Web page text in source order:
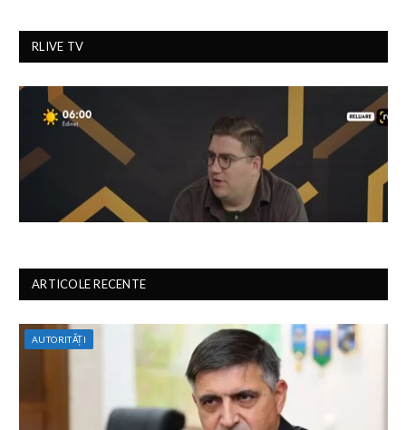
RLIVE TV
ARTICOLE RECENTE
AUTORITĂȚI